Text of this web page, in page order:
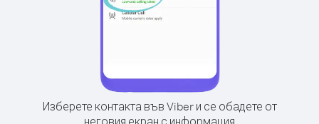
Изберете контакта във Viber и се обадете от
неговия екран с информация